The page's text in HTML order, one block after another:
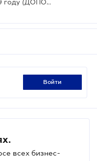
Кого проверят налоговики в 2019 году (ДОПОЛНЕНО)
войти
всех бизнес-